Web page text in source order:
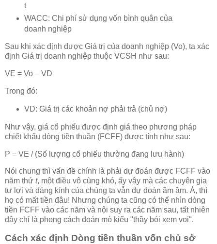
t
WACC: Chi phí sử dụng vốn bình quân của
doanh nghiệp
Sau khi xác định được Giá trị của doanh nghiệp (Vo), ta xác
định Giá trị doanh nghiệp thuộc VCSH như sau:
VE = Vo – VD
Trong đó:
VD: Giá trị các khoản nợ phải trả (chủ nợ)
Như vậy, giá cổ phiếu được định giá theo phương pháp
chiết khấu dòng tiền thuần (FCFF) được tính như sau:
P = VE / (Số lượng cổ phiếu thường đang lưu hành)
Nói chung thì vấn đề chính là phải dự đoán được FCFF vào
năm thứ t, một điều vô cùng khó, ấy vậy mà các chuyên gia
tư lợi và đáng kính của chúng ta vẫn dự đoán ầm ầm. À, thì
họ có mất tiền đâu! Nhưng chúng ta cũng có thể nhìn dòng
tiền FCFF vào các năm và nội suy ra các năm sau, tất nhiên
đây chỉ là phong cách đoán mò kiểu "thầy bói xem voi".
Cách xác định Dòng tiền thuần vốn chủ sở